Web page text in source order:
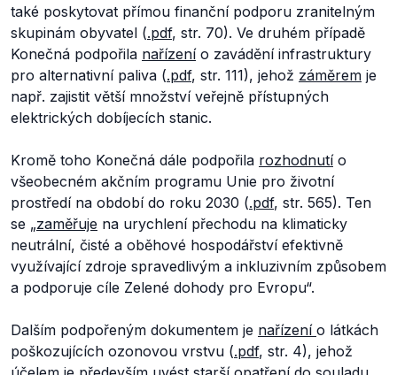
také poskytovat přímou finanční podporu zranitelným
skupinám obyvatel (.pdf, str. 70). Ve druhém případě
Konečná podpořila nařízenío zavádění infrastruktury
pro alternativní paliva (.pdf, str. 111), jehož záměrem je
např. zajistit větší množství veřejně přístupných
elektrických dobíjecích stanic.
Kromě toho Konečná dále podpořila rozhodnutío
všeobecném akčním programu Unie pro životní
prostředí na období do roku 2030 (.pdf, str. 565). Ten
se „zaměřuje na urychlení přechodu na klimaticky
neutrální, čisté a oběhové hospodářství efektivně
využívající zdroje spravedlivým a inkluzivním způsobem
a podporuje cíle Zelené dohody pro Evropu“.
Dalším podpořeným dokumentem je nařízení o látkách
poškozujících ozonovou vrstvu (.pdf, str. 4), jehož